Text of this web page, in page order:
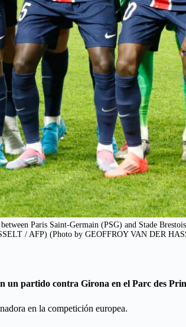
Paris Saint-Germain (PSG) and Stade
/ AFP) (Photo by GEOFFROY VAN DER
un partido contra Girona en el Parc des
en la competición europea.